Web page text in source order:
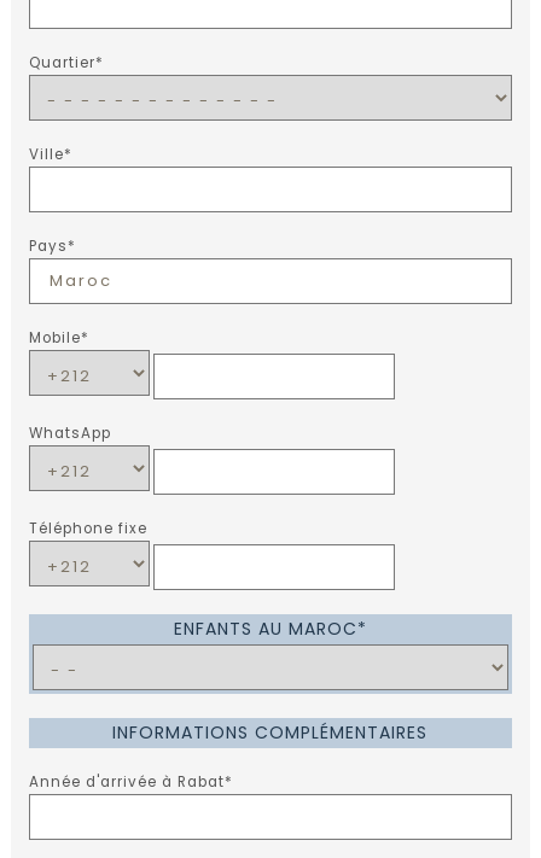
Quartier*
Ville*
Pays*
Mobile*
WhatsApp
Téléphone fixe
ENFANTS AU MAROC*
INFORMATIONS COMPLÉMENTAIRES
Année d'arrivée à Rabat*